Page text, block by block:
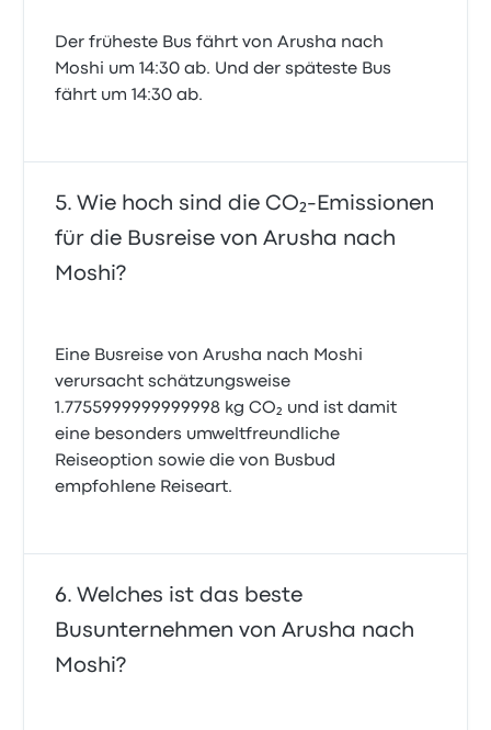
Der früheste Bus fährt von Arusha nach
Moshi um 14:30 ab. Und der späteste Bus
fährt um 14:30 ab.
Wie hoch sind die CO₂-Emissionen
für die Busreise von Arusha nach
Moshi?
Eine Busreise von Arusha nach Moshi
verursacht schätzungsweise
1.7755999999999998 kg CO₂ und ist damit
eine besonders umweltfreundliche
Reiseoption sowie die von Busbud
empfohlene Reiseart.
Welches ist das beste
Busunternehmen von Arusha nach
Moshi?